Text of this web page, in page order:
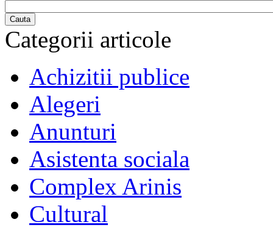
Cauta
Categorii articole
Achizitii publice
Alegeri
Anunturi
Asistenta sociala
Complex Arinis
Cultural